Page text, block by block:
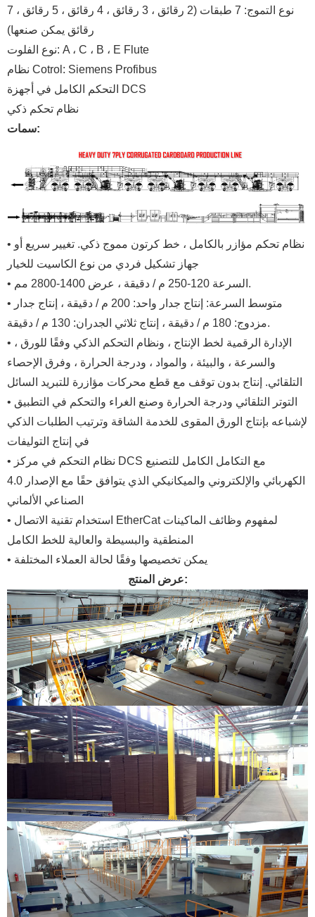
نوع التموج: 7 طبقات (2 رقائق ، 3 رقائق ، 4 رقائق ، 5 رقائق ، 7
رقائق يمكن صنعها)
نوع الفلوت: A ، C ، B ، E Flute
نظام Cotrol: Siemens Profibus
التحكم الكامل في أجهزة DCS
نظام تحكم ذكي
سمات:
• نظام تحكم مؤازر بالكامل ، خط كرتون مموج ذكي. تغيير سريع أو
جهاز تشكيل فردي من نوع الكاسيت للخيار
• السرعة 120-250 م / دقيقة ، عرض 1400-2800 مم.
• متوسط ​​السرعة: إنتاج جدار واحد: 200 م / دقيقة ، إنتاج جدار
مزدوج: 180 م / دقيقة ، إنتاج ثلاثي الجدران: 130 م / دقيقة.
• الإدارة الرقمية لخط الإنتاج ، ونظام التحكم الذكي وفقًا للورق ،
والسرعة ، والبيئة ، والمواد ، ودرجة الحرارة ، وفرق الإحصاء
التلقائي. إنتاج بدون توقف مع قطع محركات مؤازرة للتبريد السائل
• التوتر التلقائي ودرجة الحرارة وصنع الغراء والتحكم في التطبيق
لإشباعه بإنتاج الورق المقوى للخدمة الشاقة وترتيب الطلبات الذكي
في إنتاج التوليفات
• نظام التحكم في مركز DCS مع التكامل الكامل للتصنيع
الكهربائي والإلكتروني والميكانيكي الذي يتوافق حقًا مع الإصدار 4.0
الصناعي الألماني
• استخدام تقنية الاتصال EtherCat لمفهوم وظائف الماكينات
المنطقية والبسيطة والعالية للخط الكامل
• يمكن تخصيصها وفقًا لحالة العملاء المختلفة
عرض المنتج: